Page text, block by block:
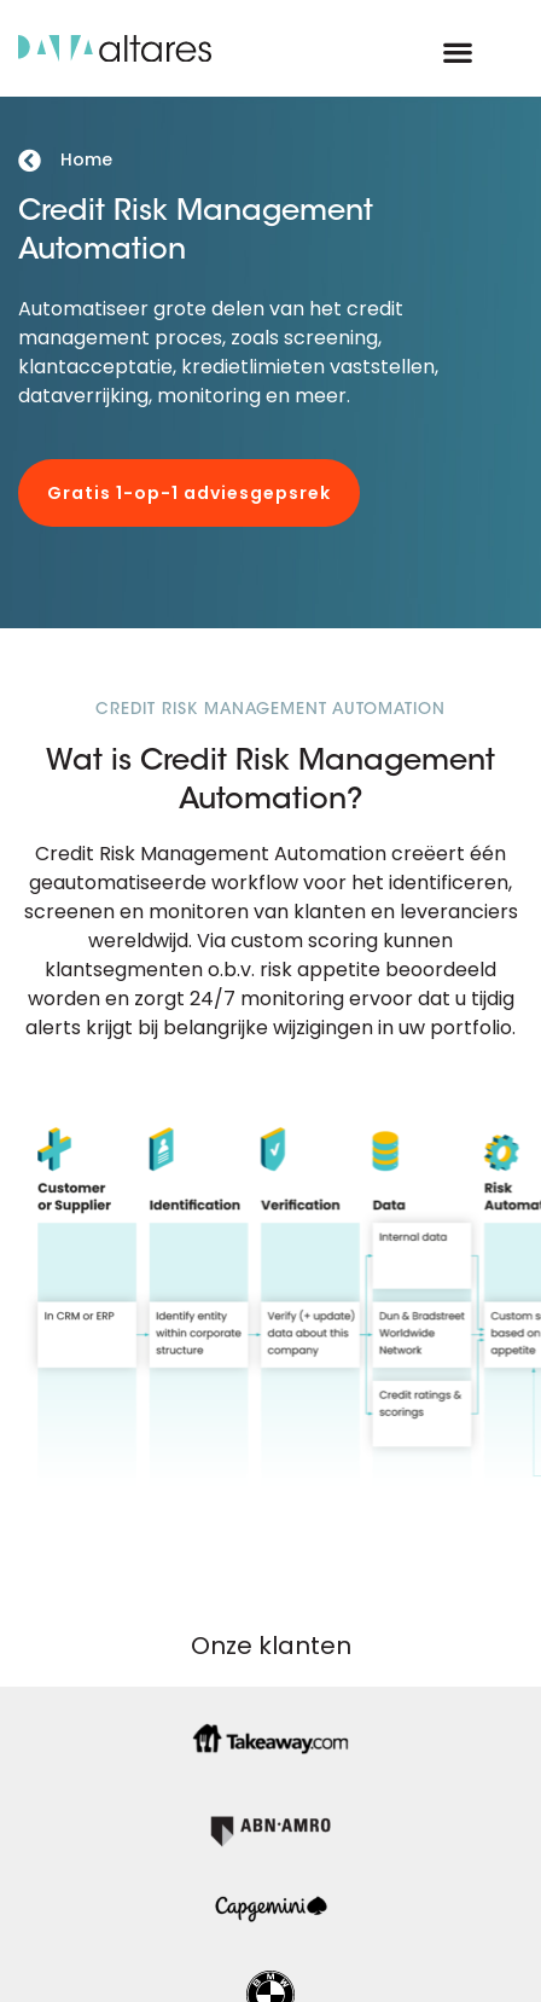
Home
Credit Risk Management
Automation
Automatiseer grote delen van het credit
management proces, zoals screening,
klantacceptatie, kredietlimieten vaststellen,
dataverrijking, monitoring en meer.
Gratis 1-op-1 adviesgepsrek
CREDIT RISK MANAGEMENT AUTOMATION
Wat is Credit Risk Management
Automation?
Credit Risk Management Automation creëert één
geautomatiseerde workflow voor het identificeren,
screenen en monitoren van klanten en leveranciers
wereldwijd. Via custom scoring kunnen
klantsegmenten o.b.v. risk appetite beoordeeld
worden en zorgt 24/7 monitoring ervoor dat u tijdig
alerts krijgt bij belangrijke wijzigingen in uw portfolio.
Onze klanten